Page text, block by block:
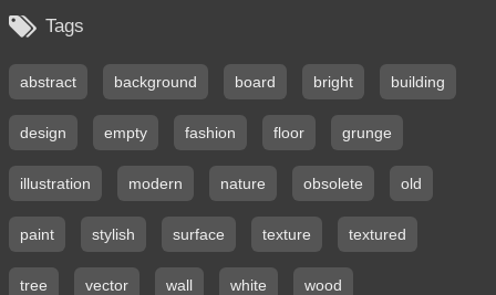
 Tags
abstract background board bright building
design empty fashion floor grunge
illustration modern nature obsolete old
paint stylish surface texture textured
tree vector wall white wood